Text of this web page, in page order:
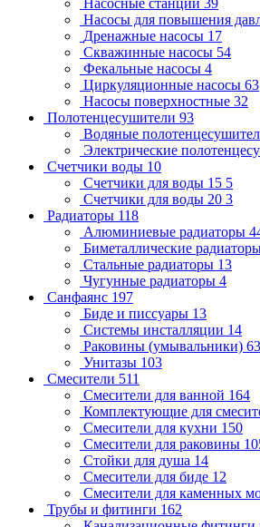
Насосы для повышения
Дренажные насосы 17
Скважинные насосы 54
Фекальные насосы 4
Циркуляционные насосы 63
Насосы поверхностные 32
Полотенцесушители 93
Водяные
Электрические
Счетчики воды 10
Счетчики для воды 15 5
Счетчики для воды 20 3
Радиаторы 118
Алюминиевые радиаторы
Биметаллические
Стальные радиаторы 13
Чугунные радиаторы 4
Санфаянс 197
Биде и писсуары 13
Системы инсталляции 14
Раковины (умывальники) 63
Унитазы 103
Смесители 511
Смесители для ванной 164
Комплектующие для
Смесители для кухни 150
Смесители для раковины
Стойки для душа 14
Смесители для биде 12
Смесители для каменных
Трубы и фитинги 162